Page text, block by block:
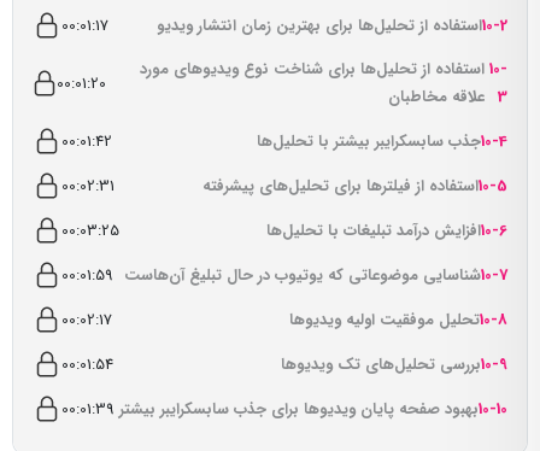
10-2استفاده از تحلیل‌ها برای بهترین زمان انتشار ویدیو
00:01:17
10-
3
استفاده از تحلیل‌ها برای شناخت نوع ویدیوهای مورد
علاقه مخاطبان
00:01:20
10-4جذب سابسکرایبر بیشتر با تحلیل‌ها
00:01:42
10-5استفاده از فیلترها برای تحلیل‌های پیشرفته
00:02:31
10-6افزایش درآمد تبلیغات با تحلیل‌ها
00:03:25
10-7شناسایی موضوعاتی که یوتیوب در حال تبلیغ آن‌هاست 00:01:59
10-8تحلیل موفقیت اولیه ویدیوها
00:02:17
10-9بررسی تحلیل‌های تک ویدیوها
00:01:54
10-10بهبود صفحه پایان ویدیوها برای جذب سابسکرایبر بیشتر 00:01:39